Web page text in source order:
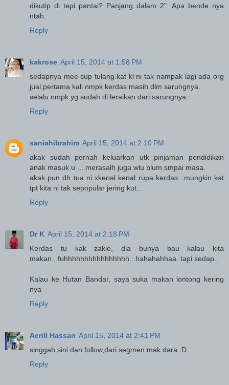
dikutip di tepi pantai? Panjang dalam 2". Apa bende nya
ntah.
Reply
kakrose April 15, 2014 at 1:58 PM
sedapnya mee sup tulang.kat kl ni tak nampak lagi ada org
jual.pertama kali nmpk kerdas masih dlm sarungnya.
selalu nmpk yg sudah di leraikan dari sarungnya..
Reply
saniahibrahim April 15, 2014 at 2:10 PM
akak sudah pernah keluarkan utk pinjaman pendidikan
anak masuk u ....merasalh juga wlu blum smpai masa.
akak pun dh tua ni xkenal kenal rupa kerdas...mungkin kat
tpt kita ni tak sepopular jering kut...
Reply
Dr K April 15, 2014 at 2:18 PM
Kerdas tu kak zakie, dia bunya bau kalau kita
makan...fuhhhhhhhhhhhhhhhh...hahahahhaa..tapi sedap..
Kalau ke Hutan Bandar, saya suka makan lontong kering
nya
Reply
Aerill Hassan April 15, 2014 at 2:41 PM
singgah sini dan follow,dari segmen mak dara :D
Reply